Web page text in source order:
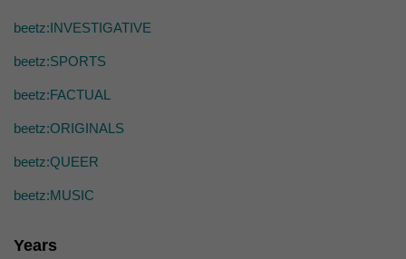
beetz:INVESTIGATIVE
beetz:SPORTS
beetz:FACTUAL
beetz:ORIGINALS
beetz:QUEER
beetz:MUSIC
Years
Cookie-Informationen anzeigen
Externe Medien (7)
Inhalte von Videoplattformen und Social-Media-Plattformen werden
werden, bedarf der Zugriff auf diese Inhalte keiner manuellen Einwilligung
powered by Borlabs Cookie